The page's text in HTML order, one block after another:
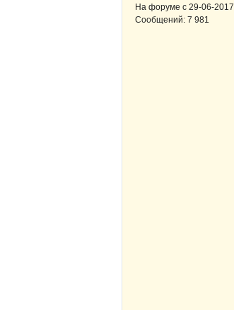
На форуме с 29-06-2017
Сообщений: 7 981